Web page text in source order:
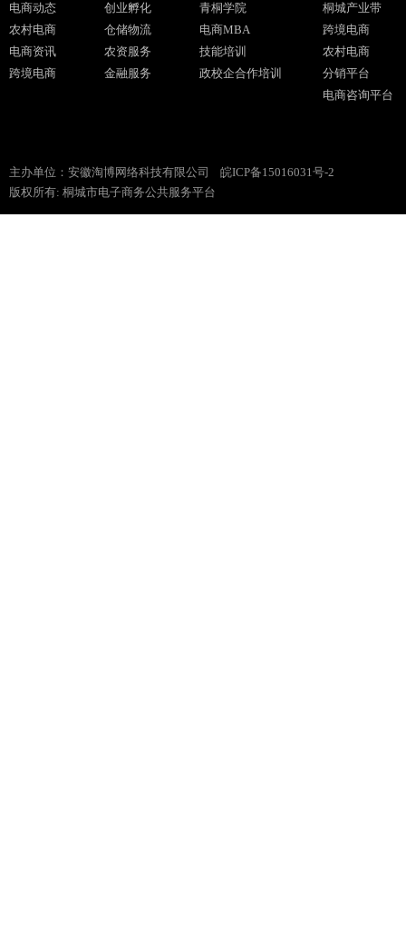
电商动态
农村电商
电商资讯
跨境电商
创业孵化
仓储物流
农资服务
金融服务
青桐学院
电商MBA
技能培训
政校企合作培训
桐城产业带
跨境电商
农村电商
分销平台
电商咨询平台
主办单位：安徽淘博网络科技有限公司 皖ICP备15016031号-2
版权所有: 桐城市电子商务公共服务平台